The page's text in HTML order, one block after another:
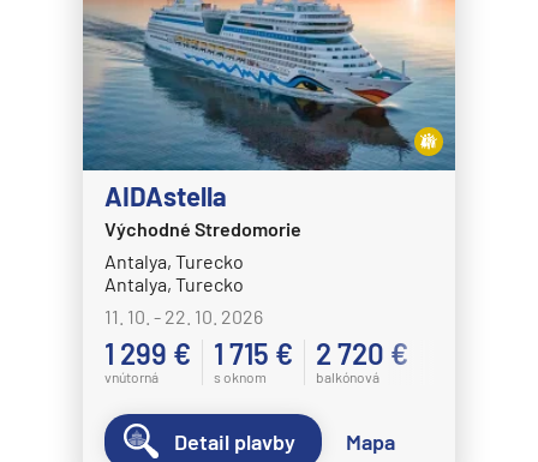
AIDAstella
Východné Stredomorie
Antalya, Turecko
Antalya, Turecko
11. 10. - 22. 10. 2026
1 299 €
vnútorná
1 715 €
s oknom
2 720 €
balkónová
Detail plavby Mapa